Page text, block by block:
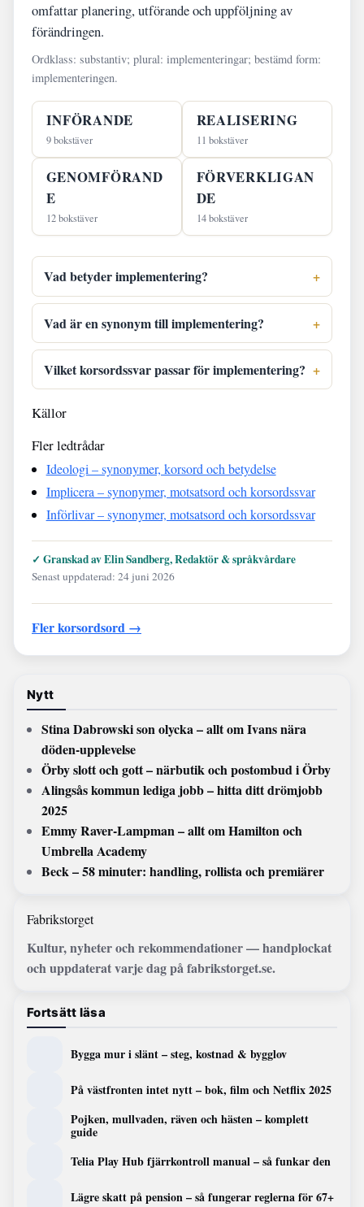
omfattar planering, utförande och uppföljning av
förändringen.
Ordklass: substantiv; plural: implementeringar; bestämd form:
implementeringen.
INFÖRANDE
9 bokstäver
REALISERING
11 bokstäver
GENOMFÖRAND
E
12 bokstäver
FÖRVERKLIGAN
DE
14 bokstäver
Vad betyder implementering?
Vad är en synonym till implementering?
Vilket korsordssvar passar för implementering?
Källor
Fler ledtrådar
Ideologi – synonymer, korsord och betydelse
Implicera – synonymer, motsatsord och korsordssvar
Införlivar – synonymer, motsatsord och korsordssvar
✓ Granskad av Elin Sandberg, Redaktör & språkvårdare
Senast uppdaterad: 24 juni 2026
Fler korsordsord →
Nytt
Stina Dabrowski son olycka – allt om Ivans nära
döden-upplevelse
Örby slott och gott – närbutik och postombud i Örby
Alingsås kommun lediga jobb – hitta ditt drömjobb
2025
Emmy Raver-Lampman – allt om Hamilton och
Umbrella Academy
Beck – 58 minuter: handling, rollista och premiärer
Fabrikstorget
Kultur, nyheter och rekommendationer — handplockat
och uppdaterat varje dag på fabrikstorget.se.
Fortsätt läsa
Bygga mur i slänt – steg, kostnad & bygglov
På västfronten intet nytt – bok, film och Netflix 2025
Pojken, mullvaden, räven och hästen – komplett
guide
Telia Play Hub fjärrkontroll manual – så funkar den
Lägre skatt på pension – så fungerar reglerna för 67+